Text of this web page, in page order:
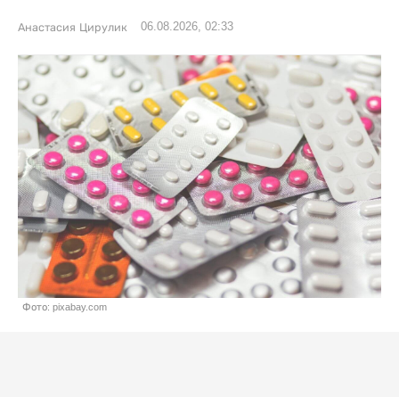
Анастасия Цирулик 06.08.2026, 02:33
Фото: pixabay.com